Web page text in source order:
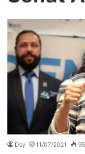
Dsy 11/07/2021 95